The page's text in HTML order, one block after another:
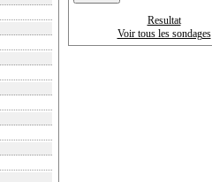
Resultat
Voir tous les sondages